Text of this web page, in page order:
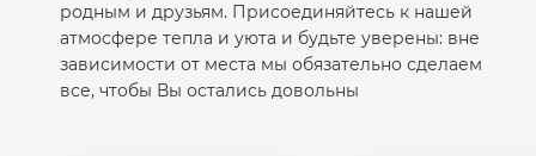
родным и друзьям. Присоединяйтесь к нашей
атмосфере тепла и уюта и будьте уверены: вне
зависимости от места мы обязательно сделаем
все, чтобы Вы остались довольны